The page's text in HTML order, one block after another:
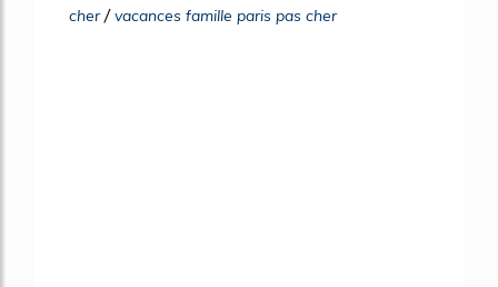
cher/vacances famille paris pas cher